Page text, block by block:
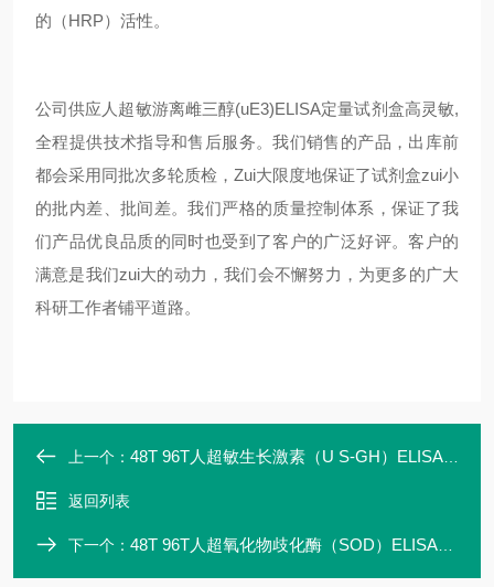
的（HRP）活性。
公司供应 人超敏游离雌三醇(uE3)ELISA定量试剂盒高灵敏,
全程提供技术指导和售后服务。我们销售的产品，出库前
都会采用同批次多轮质检， Zui大限度地保证了试剂盒zui小
的批内差、批间差。我们严格的质量控制体系，保证了我
们产品优良品质的同时也受到了客户的广泛好评。客户的
满意是我们zui大的动力，我们会不懈努力，为更多的广大
科研工作者铺平道路。
上一个： 48T 96T人超敏生长激素（U S-GH）ELISA定量试剂盒特异性强
返回列表
下一个： 48T 96T人超氧化物歧化酶（SOD）ELISA定量试剂盒价格